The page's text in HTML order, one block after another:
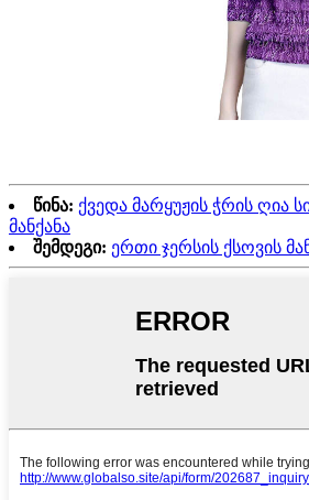
წინა: ქვედა მარყუჟის ჭრის ღია
მანქანა
შემდეგი: ერთი ჯერსის ქსოვის